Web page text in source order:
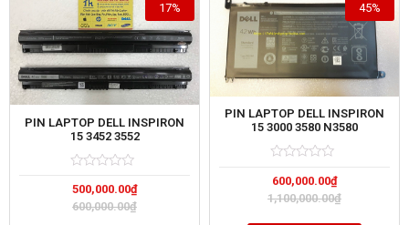
PIN LAPTOP DELL INSPIRON
15 3452 3552
0
out
of
600,000.00₫
500,000.00₫
17%
PIN LAPTOP DELL INSPIRON
15 3000 3580 N3580
0
out
of
1,100,000.00₫
600,000.00₫
45%